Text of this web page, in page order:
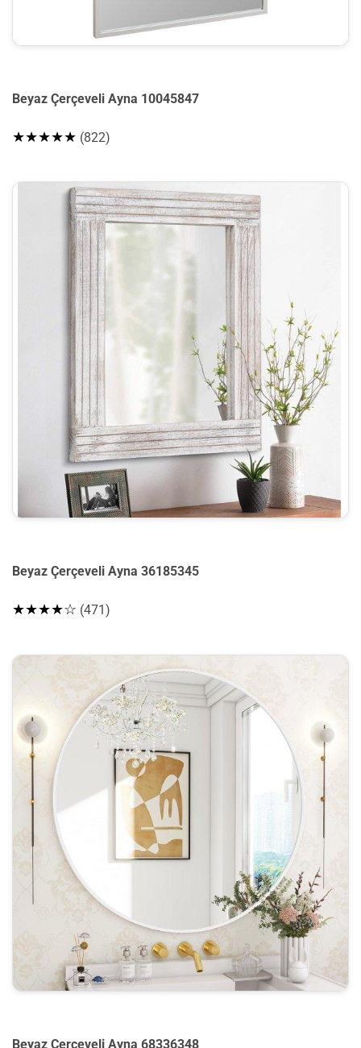
Beyaz Çerçeveli Ayna 10045847
★★★★★ (822)
Beyaz Çerçeveli Ayna 36185345
★★★★☆ (471)
Beyaz Çerçeveli Ayna 68336348